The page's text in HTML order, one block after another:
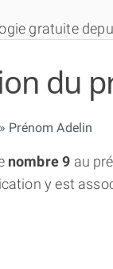
gratuite
du
Prénom Adelin
nombre 9 au
y est